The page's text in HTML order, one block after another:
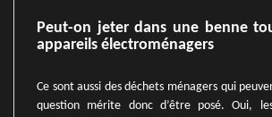
Peut-on jeter dans une benne
appareils électroménagers
Ce sont aussi des déchets ménagers qui
question mérite donc d’être posé. Oui,